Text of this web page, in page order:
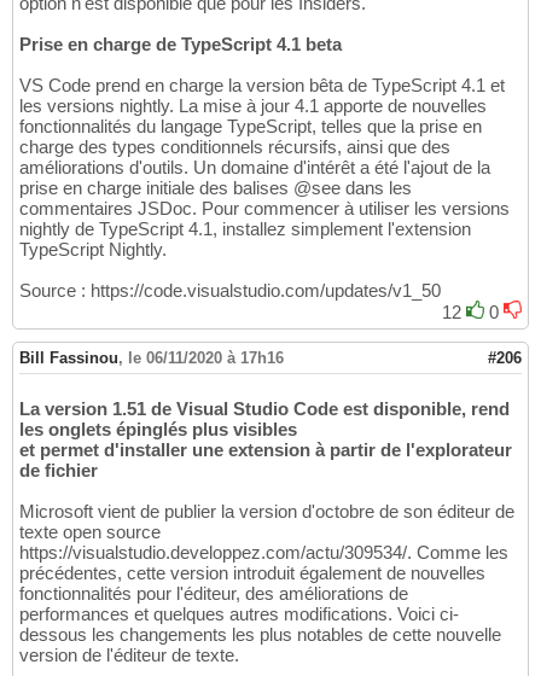
Prise en charge de TypeScript 4.1 beta
VS Code prend en charge la version bêta de TypeScript 4.1 et
les versions nightly. La mise à jour 4.1 apporte de nouvelles
fonctionnalités du langage TypeScript, telles que la prise en
charge des types conditionnels récursifs, ainsi que des
améliorations d'outils. Un domaine d'intérêt a été l'ajout de la
prise en charge initiale des balises @see dans les
commentaires JSDoc. Pour commencer à utiliser les versions
nightly de TypeScript 4.1, installez simplement l'extension
TypeScript Nightly.
Source : https://code.visualstudio.com/updates/v1_50
12
0
Bill Fassinou, le 06/11/2020 à 17h16 #206
La version 1.51 de Visual Studio Code est disponible, rend
les onglets épinglés plus visibles
et permet d'installer une extension à partir de l'explorateur
de fichier
Microsoft vient de publier la version d'octobre de son éditeur de
texte open source
https://visualstudio.developpez.com/actu/309534/. Comme les
précédentes, cette version introduit également de nouvelles
fonctionnalités pour l'éditeur, des améliorations de
performances et quelques autres modifications. Voici ci-
dessous les changements les plus notables de cette nouvelle
version de l'éditeur de texte.